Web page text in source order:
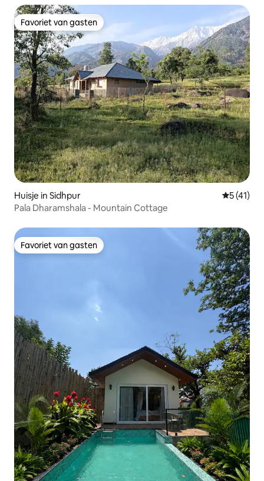
Favoriet van gasten
Favoriet van gasten
Huisje in Sidhpur
5 (41)
Pala Dharamshala - Mountain Cottage
Favoriet van gasten
Favoriet van gasten